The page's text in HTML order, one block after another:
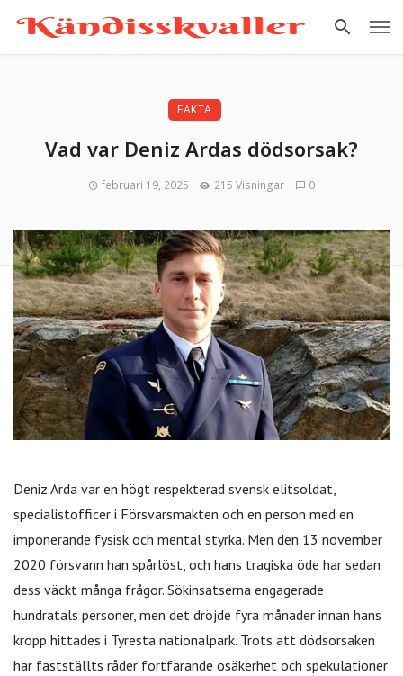
FAKTA
Vad var Deniz Ardas dödsorsak?
februari 19, 2025 215 Visningar 0
Deniz Arda var en högt respekterad svensk elitsoldat,
specialistofficer i Försvarsmakten och en person med en
imponerande fysisk och mental styrka. Men den 13 november
2020 försvann han spårlöst, och hans tragiska öde har sedan
dess väckt många frågor. Sökinsatserna engagerade
hundratals personer, men det dröjde fyra månader innan hans
kropp hittades i Tyresta nationalpark. Trots att dödsorsaken
har fastställts råder fortfarande osäkerhet och spekulationer